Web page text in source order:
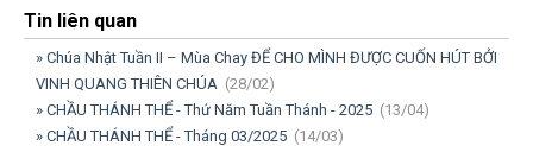
Tin liên quan
» Chúa Nhật Tuần II – Mùa Chay ĐỂ CHO MÌNH ĐƯỢC CUỐN HÚT BỞI
VINH QUANG THIÊN CHÚA (28/02)
» CHẦU THÁNH THỂ - Thứ Năm Tuần Thánh - 2025 (13/04)
» CHẦU THÁNH THỂ - Tháng 03/2025 (14/03)